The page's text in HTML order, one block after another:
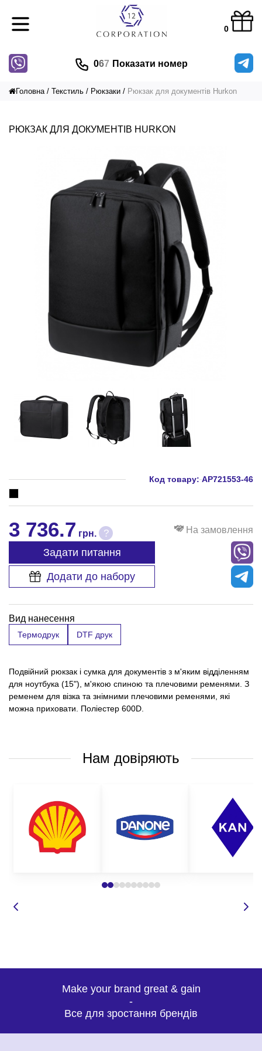
0
067 Показати номер
Головна Текстиль Рюкзаки Рюкзак для документів Hurkon
РЮКЗАК ДЛЯ ДОКУМЕНТІВ HURKON
Код товару: AP721553-46
3 736.7 грн. ? На замовлення
Задати питання
Додати до набору
Вид нанесення
Термодрук DTF друк
Подвійний рюкзак і сумка для документів з м'яким відділенням
для ноутбука (15"), м'якою спиною та плечовими ременями. З
ременем для візка та знімними плечовими ременями, які
можна приховати. Поліестер 600D.
Нам довіряють
Make your brand great & gain
-
Все для зростання брендів